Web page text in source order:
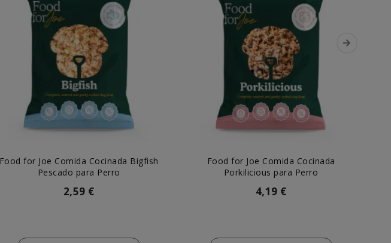
Food for Joe Comida Cocinada Bigfish
Pescado para Perro
2,59 €
Food for Joe Comida Cocinada
Porkilicious para Perro
4,19 €